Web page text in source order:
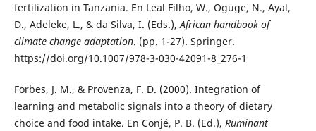
fertilization in Tanzania. En Leal Filho, W., Oguge, N., Ayal,
D., Adeleke, L., & da Silva, I. (Eds.),African handbook of
climate change adaptation. (pp. 1-27). Springer.
https://doi.org/10.1007/978-3-030-42091-8_276-1
Forbes, J. M., & Provenza, F. D. (2000). Integration of
learning and metabolic signals into a theory of dietary
choice and food intake. En Conjé, P. B. (Ed.), Ruminant